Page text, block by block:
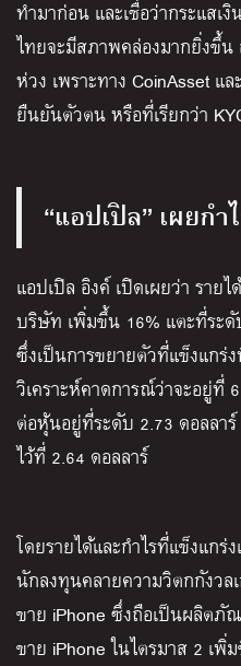
ทำมาก่อน และเชื่อว่ากระแสเ
ไทยจะมีสภาพคล่องมากยิ่งขึ้
ห่วง เพราะทาง CoinAsset
ยืนยันตัวตน หรือที่เรียกว่า
“แอปเปิล” เผยก
แอปเปิล อิงค์ เปิดเผยว่า ราย
บริษัท เพิ่มขึ้น 16% แตะที่ระ
ซึ่งเป็นการขยายตัวที่แข็งแกร่
วิเคราะห์คาดการณ์ว่าจะอยู่ที่
ต่อหุ้นอยู่ที่ระดับ 2.73 ดอลลา
ไว้ที่ 2.64 ดอลลาร์
โดยรายได้และกำไรที่แข็งแก
นักลงทุนคลายความวิตกกังวล
ขาย iPhone ซึ่งถือเป็นผลิตภั
ขาย iPhone ในไตรมาส 2 เพิ่